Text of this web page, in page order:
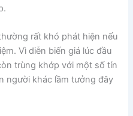
rất khó phát hiện nếu
Vì diễn biến giá lúc đầu
trùng khớp với một số tín
người khác lầm tưởng đây